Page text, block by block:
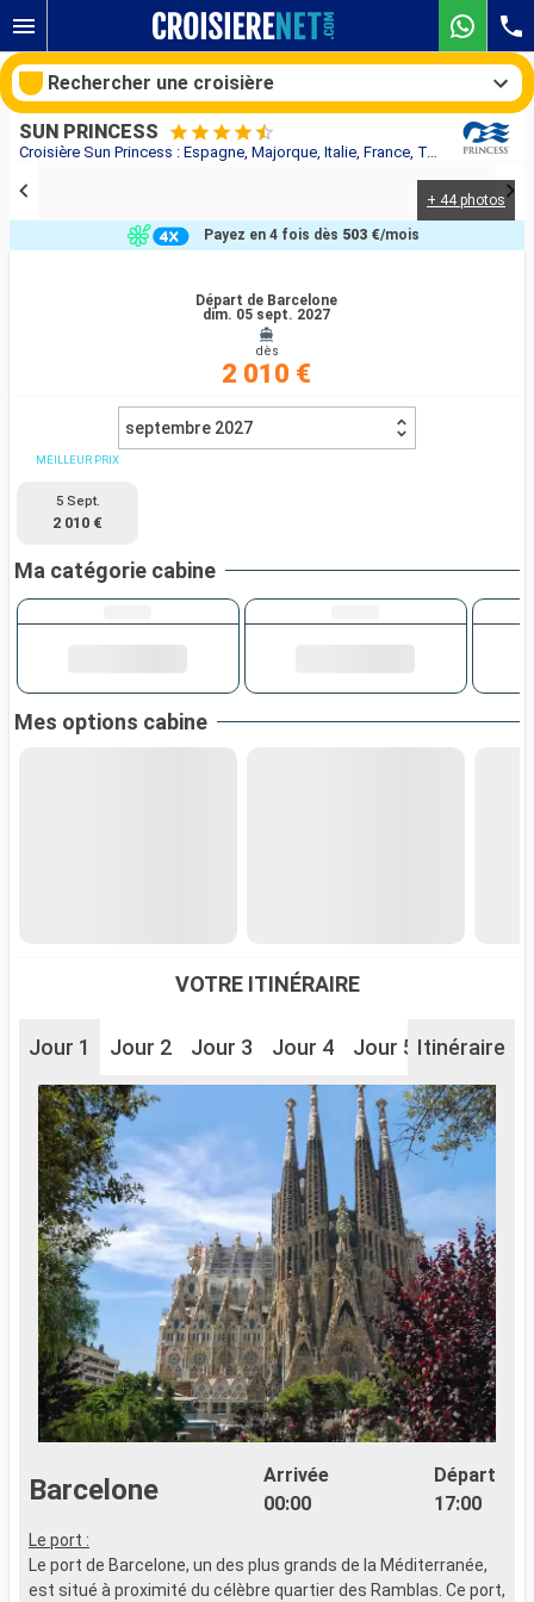
Croisière Sun Princess : Espagne, Majorque, Italie, France, Turquie, Grèce au départ de Barcelone
SUN PRINCESS
+ 44 photos
Départ de Barcelone
dim. 05 sept. 2027
dès
2 010 €
Payez en 4 fois dès 503 €/mois
septembre 2027
MEILLEUR PRIX
5 Sept.
2 010 €
Ma catégorie cabine
Mes options cabine
VOTRE ITINÉRAIRE
Jour 1 Jour 2 Jour 3 Jour 4 Jour 5 Jour 6
Itinéraire
Barcelone
Arrivée
00:00
Départ
17:00
Le port :
Le port de Barcelone, un des plus grands de la Méditerranée,
est situé à proximité du célèbre quartier des Ramblas. Ce port,
Rechercher une croisière
Compagnies
Rechercher